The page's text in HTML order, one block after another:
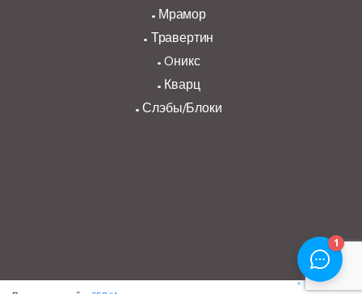
Мрамор
Травертин
Oникс
Кварц
Слэбы/Блоки